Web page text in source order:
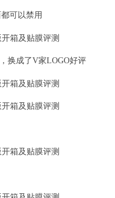
可以禁用
换成了V家LOGO好评